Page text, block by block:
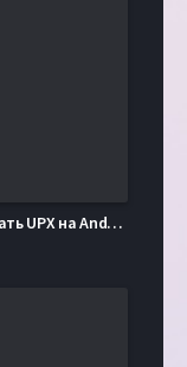
Как скачать UPX на Android: Полное руководство 25752